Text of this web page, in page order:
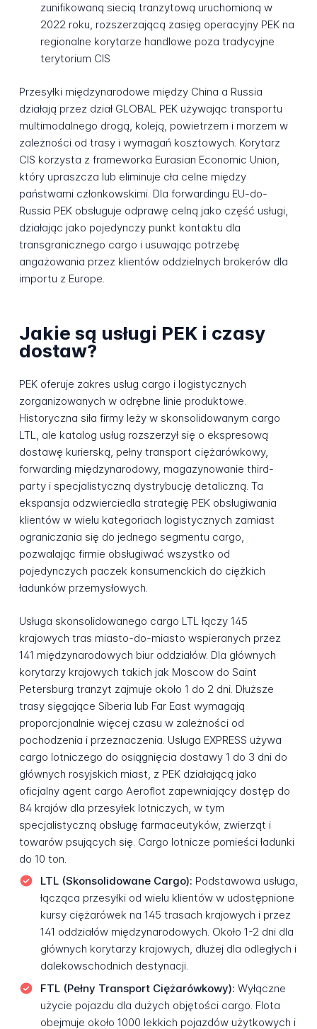
zunifikowaną siecią tranzytową uruchomioną w
2022 roku, rozszerzającą zasięg operacyjny PEK na
regionalne korytarze handlowe poza tradycyjne
terytorium CIS
Przesyłki międzynarodowe między China a Russia
działają przez dział GLOBAL PEK używając transportu
multimodalnego drogą, koleją, powietrzem i morzem w
zależności od trasy i wymagań kosztowych. Korytarz
CIS korzysta z frameworka Eurasian Economic Union,
który upraszcza lub eliminuje cła celne między
państwami członkowskimi. Dla forwardingu EU-do-
Russia PEK obsługuje odprawę celną jako część usługi,
działając jako pojedynczy punkt kontaktu dla
transgranicznego cargo i usuwając potrzebę
angażowania przez klientów oddzielnych brokerów dla
importu z Europe.
Jakie są usługi PEK i czasy
dostaw?
PEK oferuje zakres usług cargo i logistycznych
zorganizowanych w odrębne linie produktowe.
Historyczna siła firmy leży w skonsolidowanym cargo
LTL, ale katalog usług rozszerzył się o ekspresową
dostawę kurierską, pełny transport ciężarówkowy,
forwarding międzynarodowy, magazynowanie third-
party i specjalistyczną dystrybucję detaliczną. Ta
ekspansja odzwierciedla strategię PEK obsługiwania
klientów w wielu kategoriach logistycznych zamiast
ograniczania się do jednego segmentu cargo,
pozwalając firmie obsługiwać wszystko od
pojedynczych paczek konsumenckich do ciężkich
ładunków przemysłowych.
Usługa skonsolidowanego cargo LTL łączy 145
krajowych tras miasto-do-miasto wspieranych przez
141 międzynarodowych biur oddziałów. Dla głównych
korytarzy krajowych takich jak Moscow do Saint
Petersburg tranzyt zajmuje około 1 do 2 dni. Dłuższe
trasy sięgające Siberia lub Far East wymagają
proporcjonalnie więcej czasu w zależności od
pochodzenia i przeznaczenia. Usługa EXPRESS używa
cargo lotniczego do osiągnięcia dostawy 1 do 3 dni do
głównych rosyjskich miast, z PEK działającą jako
oficjalny agent cargo Aeroflot zapewniający dostęp do
84 krajów dla przesyłek lotniczych, w tym
specjalistyczną obsługę farmaceutyków, zwierząt i
towarów psujących się. Cargo lotnicze pomieści ładunki
do 10 ton.
LTL (Skonsolidowane Cargo): Podstawowa usługa,
łącząca przesyłki od wielu klientów w udostępnione
kursy ciężarówek na 145 trasach krajowych i przez
141 oddziałów międzynarodowych. Około 1-2 dni dla
głównych korytarzy krajowych, dłużej dla odległych i
dalekowschodnich destynacji.
FTL (Pełny Transport Ciężarówkowy): Wyłączne
użycie pojazdu dla dużych objętości cargo. Flota
obejmuje około 1000 lekkich pojazdów użytkowych i